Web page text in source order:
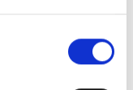
+ Trymer